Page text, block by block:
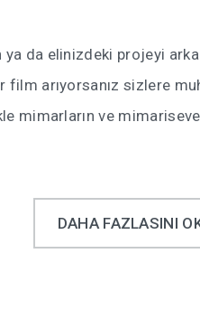
da elinizdeki projeyi
film arıyorsanız sizlere
mimarların ve
DAHA FAZLASINI